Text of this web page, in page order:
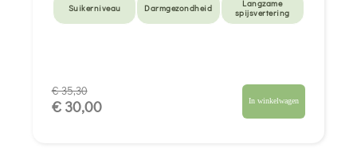
Suikerniveau Darmgezondheid
Langzame
spijsvertering
€ 35,30
€ 30,00 In winkelwagen